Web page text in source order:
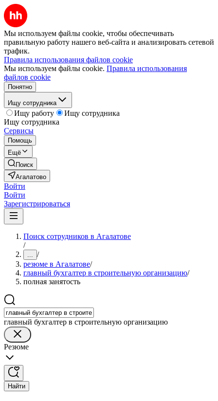
Мы используем файлы cookie, чтобы обеспечивать
правильную работу нашего веб-сайта и анализировать сетевой
трафик.
Правила использования файлов cookie
Мы используем файлы cookie. Правила использования
файлов cookie
Понятно
Ищу сотрудника
Ищу работу
Ищу сотрудника
Ищу сотрудника
Сервисы
Помощь
Ещё
Поиск
Агалатово
Войти
Войти
Зарегистрироваться
Поиск сотрудников в Агалатове
/
... /
резюме в Агалатове/
главный бухгалтер в строительную организацию/
полная занятость
главный бухгалтер в строительную организацию
Резюме
Найти